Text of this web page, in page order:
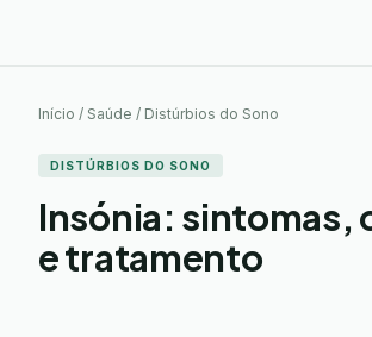
Início / Saúde / Distúrbios do Sono
DISTÚRBIOS DO SONO
Insónia: sintomas,
e tratamento